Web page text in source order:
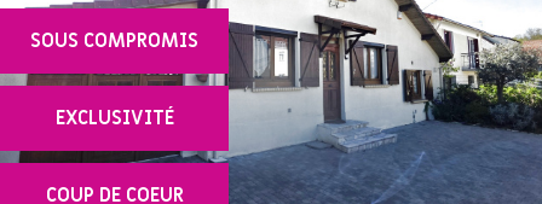
SOUS COMPROMIS
EXCLUSIVITÉ
COUP DE COEUR